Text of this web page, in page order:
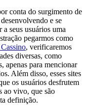
conta do surgimento de
e se
seus usuários uma
pegarmos como
, verificaremos
diversas, como
apenas para mencionar
Além disso, esses sites
os usuários desfrutem
ao vivo, que são
definição.